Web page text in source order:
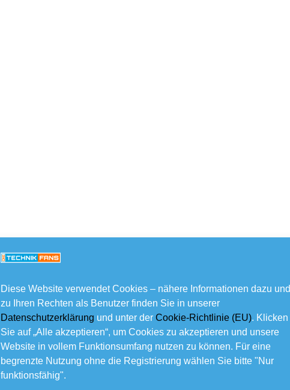
Diese Website verwendet Cookies – nähere Informationen dazu und
zu Ihren Rechten als Benutzer finden Sie in unserer
Datenschutzerklärung und unter der Cookie-Richtlinie (EU). Klicken
Sie auf „Alle akzeptieren“, um Cookies zu akzeptieren und unsere
Website in vollem Funktionsumfang nutzen zu können. Für eine
begrenzte Nutzung ohne die Registrierung wählen Sie bitte "Nur
funktionsfähig".